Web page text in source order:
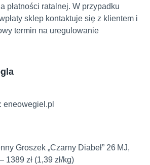
płatności ratalnej. W przypadku
sklep kontaktuje się z klientem i
termin na uregulowanie
eneowegiel.pl
Groszek „Czarny Diabeł” 26 MJ,
1389 zł (1,39 zł/kg)